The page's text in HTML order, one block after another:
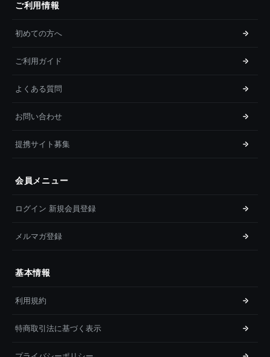
ご利用情報
初めての方へ
ご利用ガイド
よくある質問
お問い合わせ
提携サイト募集
会員メニュー
ログイン 新規会員登録
メルマガ登録
基本情報
利用規約
特商取引法に基づく表示